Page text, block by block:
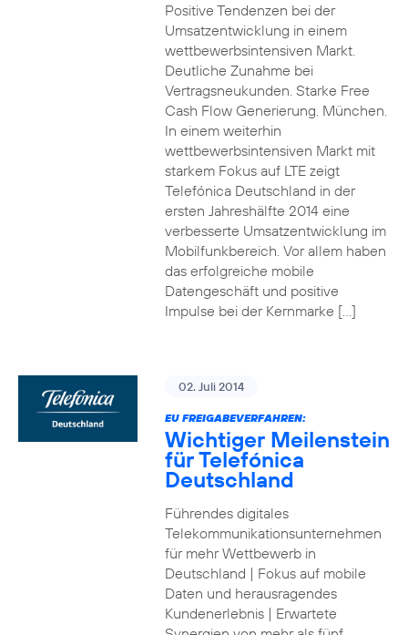
Positive Tendenzen bei der
Umsatzentwicklung in einem
wettbewerbsintensiven Markt.
Deutliche Zunahme bei
Vertragsneukunden. Starke Free
Cash Flow Generierung. München.
In einem weiterhin
wettbewerbsintensiven Markt mit
starkem Fokus auf LTE zeigt
Telefónica Deutschland in der
ersten Jahreshälfte 2014 eine
verbesserte Umsatzentwicklung im
Mobilfunkbereich. Vor allem haben
das erfolgreiche mobile
Datengeschäft und positive
Impulse bei der Kernmarke […]
02. Juli 2014
EU FREIGABEVERFAHREN:
Wichtiger Meilenstein
für Telefónica
Deutschland
Führendes digitales
Telekommunikationsunternehmen
für mehr Wettbewerb in
Deutschland | Fokus auf mobile
Daten und herausragendes
Kundenerlebnis | Erwartete